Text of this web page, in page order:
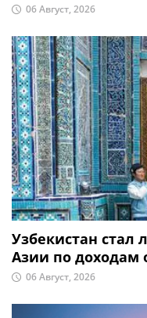
06 Август, 2026
Узбекистан стал
Азии по доходам
06 Август, 2026